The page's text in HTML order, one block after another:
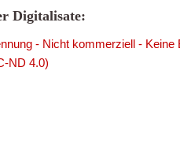
Digitalisate:
- Nicht kommerziell - Keine
ND 4.0)